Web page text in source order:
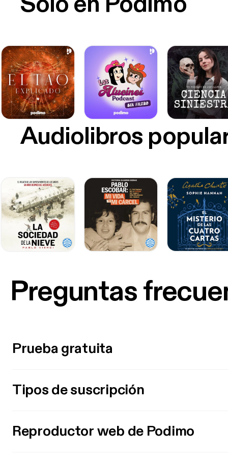
Audiolibros
Preguntas
Prueba gratuita
Tipos de suscripción
Reproductor web de Podimo